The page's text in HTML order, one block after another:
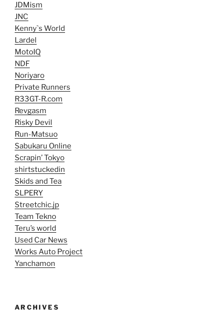
JDMism
JNC
Kenny`s World
Lardel
MotoIQ
NDF
Noriyaro
Private Runners
R33GT-R.com
Revgasm
Risky Devil
Run-Matsuo
Sabukaru Online
Scrapin’ Tokyo
shirtstuckedin
Skids and Tea
SLPERY
Streetchic.jp
Team Tekno
Teru’s world
Used Car News
Works Auto Project
Yanchamon
ARCHIVES